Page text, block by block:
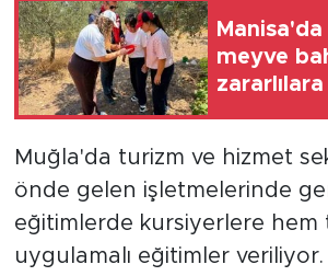
meyve
zararlılara
Muğla'da turizm ve hizmet
önde gelen işletmelerinde
eğitimlerde kursiyerlere hem
uygulamalı eğitimler